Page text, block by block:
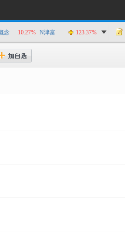
念 10.27% N津富 123.37%